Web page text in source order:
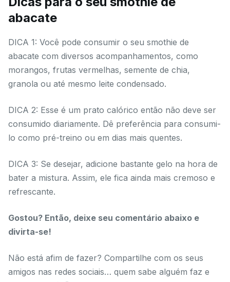
abacate
DICA 1: Você pode consumir o seu smothie de
abacate com diversos acompanhamentos, como
morangos, frutas vermelhas, semente de chia,
granola ou até mesmo leite condensado.
DICA 2: Esse é um prato calórico então não deve ser
consumido diariamente. Dê preferência para consumi-
lo como pré-treino ou em dias mais quentes.
DICA 3: Se desejar, adicione bastante gelo na hora de
bater a mistura. Assim, ele fica ainda mais cremoso e
refrescante.
Gostou? Então, deixe seu comentário abaixo e
divirta-se!
Não está afim de fazer? Compartilhe com os seus
amigos nas redes sociais… quem sabe alguém faz e